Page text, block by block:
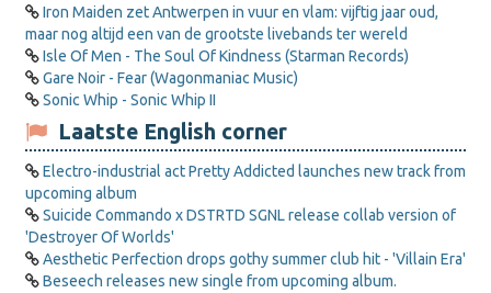
Iron Maiden zet Antwerpen in vuur en vlam: vijftig jaar oud,
maar nog altijd een van de grootste livebands ter wereld
Isle Of Men - The Soul Of Kindness (Starman Records)
Gare Noir - Fear (Wagonmaniac Music)
Sonic Whip - Sonic Whip II
Laatste English corner
Electro-industrial act Pretty Addicted launches new track from
upcoming album
Suicide Commando x DSTRTD SGNL release collab version of
'Destroyer Of Worlds'
Aesthetic Perfection drops gothy summer club hit - 'Villain Era'
Beseech releases new single from upcoming album.